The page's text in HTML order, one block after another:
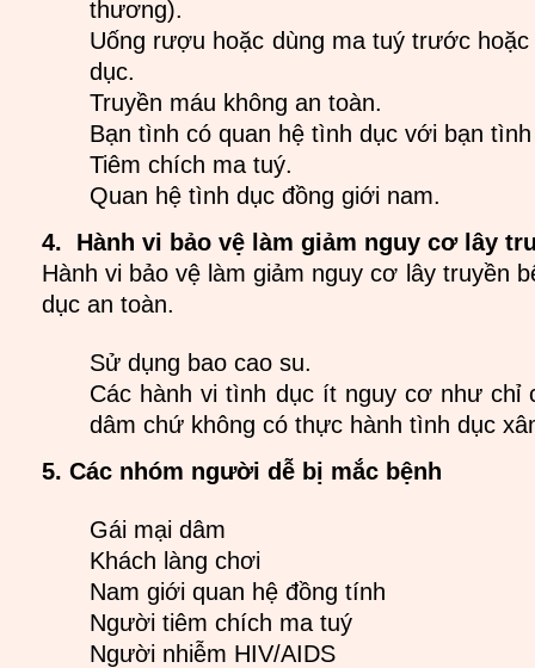
thương).
Uống rượu hoặc dùng ma tuý trước
dục.
Truyền máu không an toàn.
Bạn tình có quan hệ tình dục với bạn
Tiêm chích ma tuý.
Quan hệ tình dục đồng giới nam.
4. Hành vi bảo vệ làm giảm nguy cơ lây
Hành vi bảo vệ làm giảm nguy cơ lây truyền
dục an toàn.
Sử dụng bao cao su.
Các hành vi tình dục ít nguy cơ như chỉ
dâm chứ không có thực hành tình dục
5. Các nhóm người dễ bị mắc bệnh
Gái mại dâm
Khách làng chơi
Nam giới quan hệ đồng tính
Người tiêm chích ma tuý
Người nhiễm HIV/AIDS